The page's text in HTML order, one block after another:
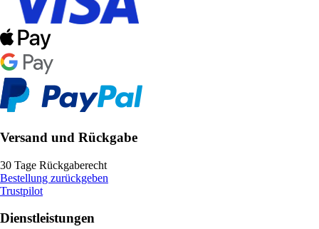
Versand und Rückgabe
30 Tage Rückgaberecht
Bestellung zurückgeben
Trustpilot
Dienstleistungen